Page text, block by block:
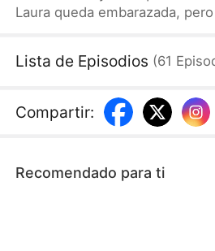
Laura queda embarazada,
volver, pero Lola miente,
para que la salvara, Lola
hombre con que salió en la
Lista de Episodios (61
Compartir:
Recomendado para ti